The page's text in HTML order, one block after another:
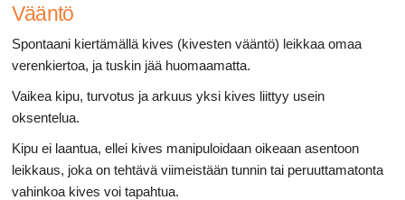
Vääntö
Spontaani kiertämällä kives (kivesten vääntö) leikkaa omaa
verenkiertoa, ja tuskin jää huomaamatta.
Vaikea kipu, turvotus ja arkuus yksi kives liittyy usein
oksentelua.
Kipu ei laantua, ellei kives manipuloidaan oikeaan asentoon
leikkaus, joka on tehtävä viimeistään tunnin tai peruuttamatonta
vahinkoa kives voi tapahtua.